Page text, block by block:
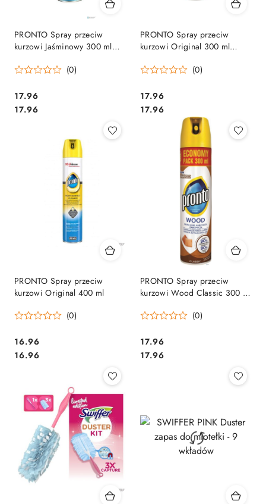
PRONTO Spray przeciw
kurzowi Jaśminowy 300 ml
(0)
Cena:
17.96
Cena:
17.96
PRONTO Spray przeciw
kurzowi Original 300 ml
(0)
Cena:
17.96
Cena:
17.96
PRONTO Spray przeciw
kurzowi Original 400 ml
(0)
Cena:
16.96
Cena:
16.96
PRONTO Spray przeciw
kurzowi Wood Classic 300 ml
(0)
Cena:
17.96
Cena:
17.96